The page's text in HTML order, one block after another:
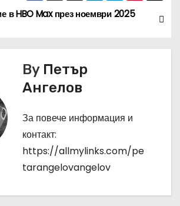
в HBO Max през ноември 2025
By Петър
Ангелов
За повече информация и
контакт:
https://allmylinks.com/pe
tarangelovangelov